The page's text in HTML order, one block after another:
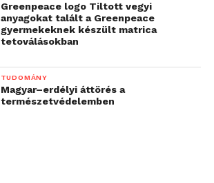
Greenpeace logo Tiltott vegyi
anyagokat talált a Greenpeace
gyermekeknek készült matrica
tetoválásokban
TUDOMÁNY
Magyar–erdélyi áttörés a
természetvédelemben